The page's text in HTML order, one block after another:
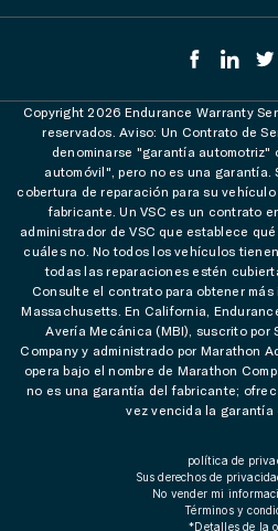
Copyright 2026 Endurance Warranty
reservados. Aviso: Un Contrato de
denominarse "garantía automotriz"
automóvil", pero no es una garantía.
cobertura de reparación para su
fabricante. Un VSC es un contrato
administrador de VSC que establece
cuáles no. No todos los vehículos
todas las reparaciones estén
Consulte el contrato para obtener
Massachusetts. En California,
Avería Mecánica (MBI), suscrito por
Company y administrado por Marathon
opera bajo el nombre de Marathon
no es una garantía del fabricante;
vez vencida la garantía
política de
Sus derechos de
No vender mi
Términos y
*Detalles de la